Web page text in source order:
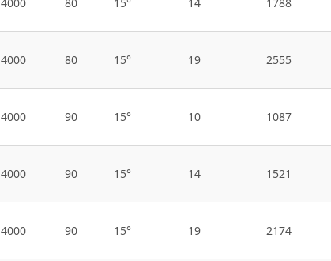
4000 80 15° 19 2555
4000 90 15° 10 1087
4000 90 15° 14 1521
4000 90 15° 19 2174